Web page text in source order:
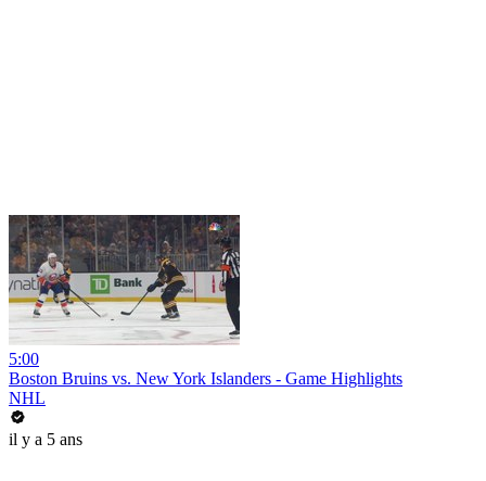
5:00
Boston Bruins vs. New York Islanders - Game Highlights
NHL
il y a 5 ans